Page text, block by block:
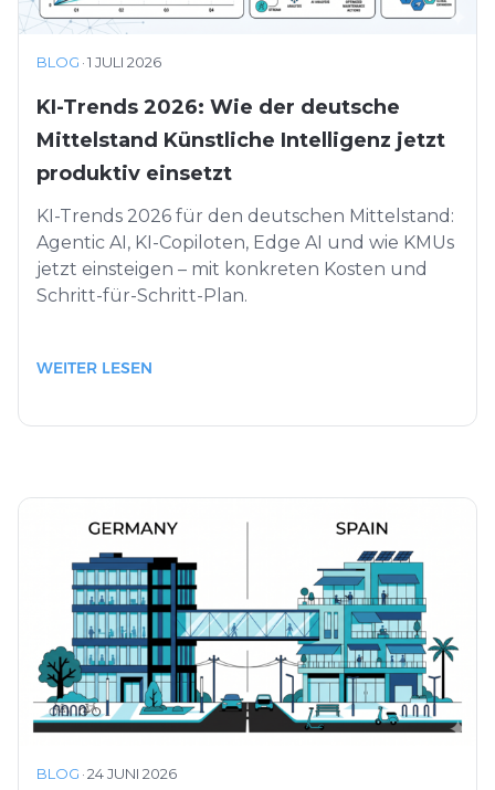
BLOG ·1 JULI 2026
KI-Trends 2026: Wie der deutsche
Mittelstand Künstliche Intelligenz jetzt
produktiv einsetzt
KI-Trends 2026 für den deutschen Mittelstand:
Agentic AI, KI-Copiloten, Edge AI und wie KMUs
jetzt einsteigen – mit konkreten Kosten und
Schritt-für-Schritt-Plan.
WEITER LESEN
BLOG ·24 JUNI 2026